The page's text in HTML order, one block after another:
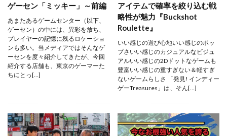
ゲーセン「ミッキー」～前編
あまたあるゲームセンター（以下、
ゲーセン）の中には、異彩を放ち、
プレイヤーの記憶に残るロケーショ
ンも多い。当メディアではそんなゲ
ーセンを度々紹介してきたが、今回
紹介する店舗も、東京のゲーマーた
ちにとっ[…]
アイテムで確率を絞り込む戦
略性が魅力『Buckshot
Roulette』
いい感じの遊び心地いい感じのポッ
プさいい感じのカジュアルなビジュ
アルいい感じの2Dドットなゲームも
豊富いい感じの重すぎない＆軽すぎ
ないゲームらしさ 「発見! インディー
ゲーTreasures」は、そん[…]